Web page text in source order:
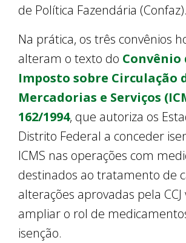
de Política Fazendária (Confaz).
Na prática, os três convênios
alteram o texto do Convênio
Imposto sobre Circulação
Mercadorias e Serviços
162/1994, que autoriza os
Distrito Federal a conceder
ICMS nas operações com
destinados ao tratamento de
alterações aprovadas pela CCJ
ampliar o rol de
isenção.